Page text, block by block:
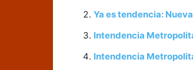
Ya es tendencia:
Intendencia
Intendencia